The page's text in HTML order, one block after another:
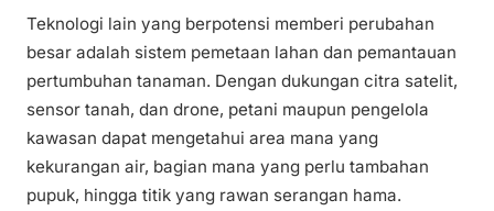
Teknologi lain yang berpotensi memberi perubahan
besar adalah sistem pemetaan lahan dan pemantauan
pertumbuhan tanaman. Dengan dukungan citra satelit,
sensor tanah, dan drone, petani maupun pengelola
kawasan dapat mengetahui area mana yang
kekurangan air, bagian mana yang perlu tambahan
pupuk, hingga titik yang rawan serangan hama.